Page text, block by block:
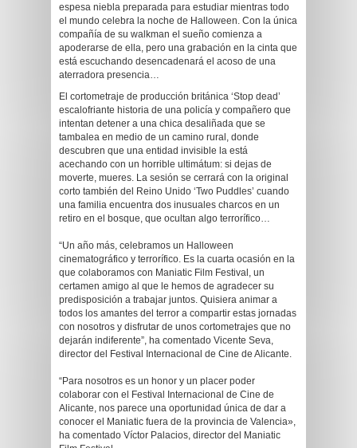
espesa niebla preparada para estudiar mientras todo
el mundo celebra la noche de Halloween. Con la única
compañía de su walkman el sueño comienza a
apoderarse de ella, pero una grabación en la cinta que
está escuchando desencadenará el acoso de una
aterradora presencia…
El cortometraje de producción británica ‘Stop dead’
escalofriante historia de una policía y compañero que
intentan detener a una chica desaliñada que se
tambalea en medio de un camino rural, donde
descubren que una entidad invisible la está
acechando con un horrible ultimátum: si dejas de
moverte, mueres. La sesión se cerrará con la original
corto también del Reino Unido ‘Two Puddles’ cuando
una familia encuentra dos inusuales charcos en un
retiro en el bosque, que ocultan algo terrorífico…
“Un año más, celebramos un Halloween
cinematográfico y terrorífico. Es la cuarta ocasión en la
que colaboramos con Maniatic Film Festival, un
certamen amigo al que le hemos de agradecer su
predisposición a trabajar juntos. Quisiera animar a
todos los amantes del terror a compartir estas jornadas
con nosotros y disfrutar de unos cortometrajes que no
dejarán indiferente”, ha comentado Vicente Seva,
director del Festival Internacional de Cine de Alicante.
“Para nosotros es un honor y un placer poder
colaborar con el Festival Internacional de Cine de
Alicante, nos parece una oportunidad única de dar a
conocer el Maniatic fuera de la provincia de Valencia»,
ha comentado Víctor Palacios, director del Maniatic